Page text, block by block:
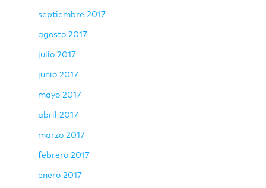
septiembre 2017
agosto 2017
julio 2017
junio 2017
mayo 2017
abril 2017
marzo 2017
febrero 2017
enero 2017